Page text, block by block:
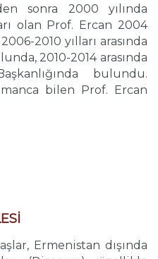
sonra 2000 yılında
olan Prof. Ercan 2004
2010 yılları arasında
2010-2014 arasında
bulundu.
bilen Prof. Ercan
Ermenistan dışında